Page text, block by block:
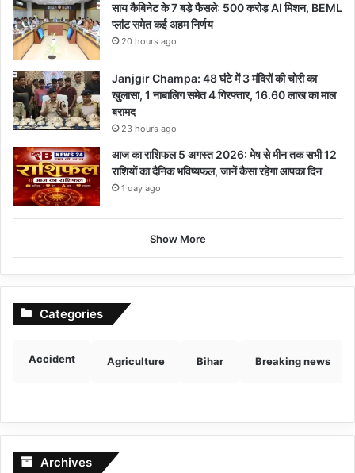
साय कैबिनेट के 7 बड़े फैसले: 500 करोड़ AI मिशन, BEML
प्लांट समेत कई अहम निर्णय
20 hours ago
Janjgir Champa: 48 घंटे में 3 मंदिरों की चोरी का
खुलासा, 1 नाबालिग समेत 4 गिरफ्तार, 16.60 लाख का माल
बरामद
23 hours ago
आज का राशिफल 5 अगस्त 2026: मेष से मीन तक सभी 12
राशियों का दैनिक भविष्यफल, जानें कैसा रहेगा आपका दिन
1 day ago
Show More
Categories
Accident Agriculture Bihar Breaking news
Archives Archives